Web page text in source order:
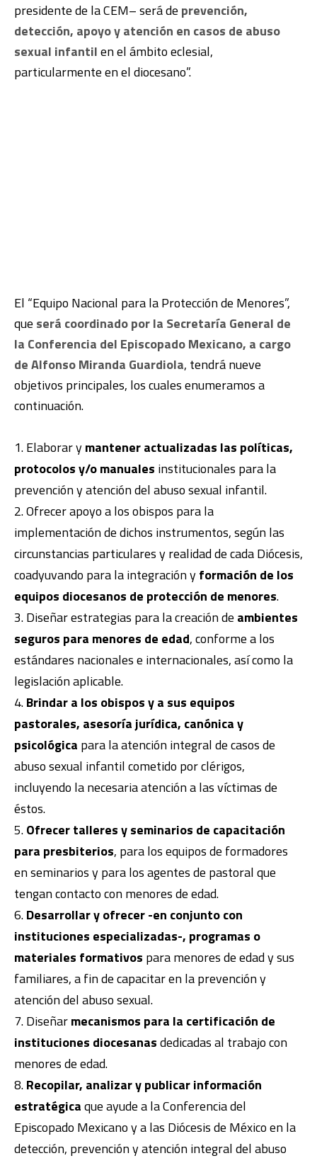
presidente de la CEM– será de prevención,
detección, apoyo y atención en casos de abuso
sexual infantilen el ámbito eclesial,
particularmente en el diocesano”.
El “Equipo Nacional para la Protección de Menores”,
que será coordinado por la Secretaría General de
la Conferencia del Episcopado Mexicano, a cargo
de Alfonso Miranda Guardiola, tendrá nueve
objetivos principales, los cuales enumeramos a
continuación.
Elaborar ymantener actualizadas las políticas,
protocolos y/o manuales institucionales para la
prevención y atención del abuso sexual infantil.
Ofrecer apoyo a los obispos para la
implementación de dichos instrumentos, según las
circunstancias particulares y realidad de cada Diócesis,
coadyuvando para la integración yformación de los
equipos diocesanos de protección de menores.
Diseñar estrategias para la creación de ambientes
seguros para menores de edad, conforme a los
estándares nacionales e internacionales, así como la
legislación aplicable.
Brindar a los obispos y a sus equipos
pastorales, asesoría jurídica, canónica y
psicológica para la atención integral de casos de
abuso sexual infantil cometido por clérigos,
incluyendo la necesaria atención a las víctimas de
éstos.
Ofrecer talleres y seminarios de capacitación
para presbiterios, para los equipos de formadores
en seminarios y para los agentes de pastoral que
tengan contacto con menores de edad.
Desarrollar y ofrecer -en conjunto con
instituciones especializadas-, programas o
materiales formativos para menores de edad y sus
familiares, a fin de capacitar en la prevención y
atención del abuso sexual.
Diseñarmecanismos para la certificación de
instituciones diocesanasdedicadas al trabajo con
menores de edad.
Recopilar, analizar y publicar información
estratégicaque ayude a la Conferencia del
Episcopado Mexicano y a las Diócesis de México en la
detección, prevención y atención integral del abuso